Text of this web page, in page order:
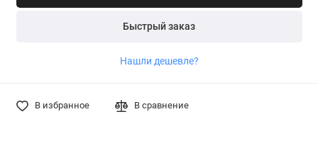
Быстрый заказ
Нашли дешевле?
В избранное В сравнение